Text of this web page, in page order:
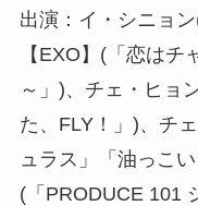
出演：イ・シニョ
【EXO】(「恋は
～」)、チェ・ヒョ
た、FLY！」)、チ
ュラス」「油っこ
(「PRODUCE 101